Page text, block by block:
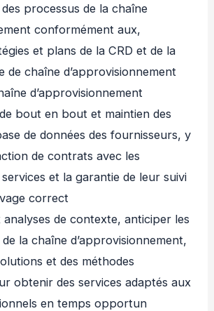
processus de la chaîne
conformément aux,
et plans de la CRD et de la
de chaîne d’approvisionnement
d’approvisionnement
bout en bout et maintien des
de données des fournisseurs, y
de contrats avec les
et la garantie de leur suivi
correct
de contexte, anticiper les
la chaîne d’approvisionnement,
et des méthodes
obtenir des services adaptés aux
en temps opportun